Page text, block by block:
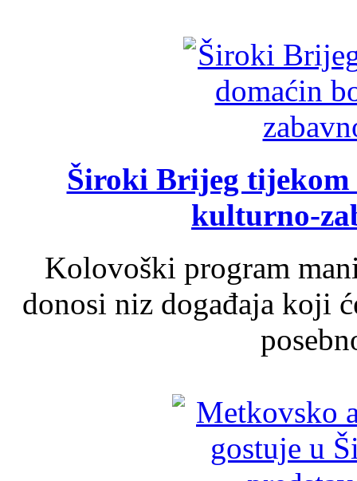
Široki Brijeg tijekom
kulturno-
Kolovoški program
donosi niz događaja koji